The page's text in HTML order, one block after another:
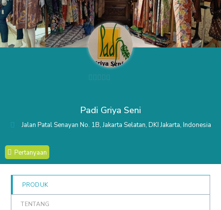
of
5
Padi Griya Seni
Jalan Patal Senayan No. 1B, Jakarta Selatan, DKI Jakarta, Indonesia
Pertanyaan
PRODUK
TENTANG